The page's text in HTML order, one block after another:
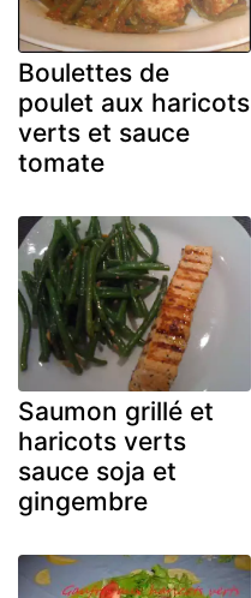
Boulettes de
poulet aux haricots
verts et sauce
tomate
Saumon grillé et
haricots verts
sauce soja et
gingembre